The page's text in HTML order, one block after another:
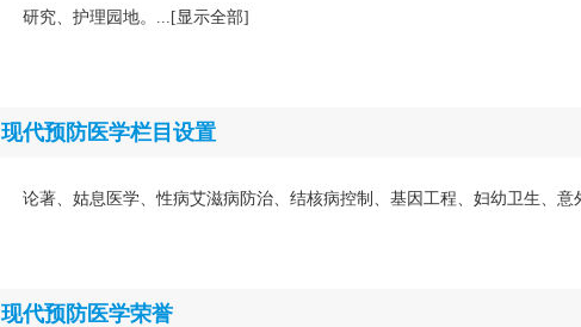
研究、护理园地。...[显示全部]
现代预防医学栏目设置
论著、姑息医学、性病艾滋病防治、结核病控制、基因工程、妇幼卫生、意
现代预防医学荣誉